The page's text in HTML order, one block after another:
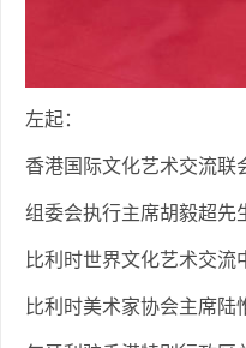
左起：
香港国际文化艺术交流联
组委会执行主席胡毅超先
比利时世界文化艺术交流
比利时美术家协会主席陆